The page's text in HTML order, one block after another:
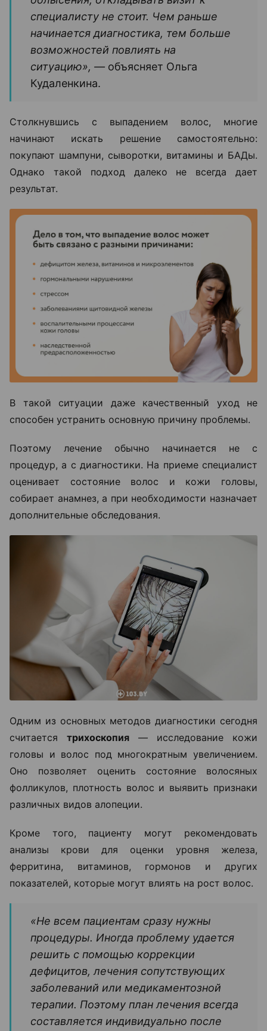
специалисту не стоит. Чем раньше
начинается диагностика, тем больше
возможностей повлиять на
ситуацию», — объясняет Ольга
Кудаленкина.
Столкнувшись с выпадением волос, многие
начинают искать решение самостоятельно:
покупают шампуни, сыворотки, витамины и БАДы.
Однако такой подход далеко не всегда дает
результат.
В такой ситуации даже качественный уход не
способен устранить основную причину проблемы.
Поэтому лечение обычно начинается не с
процедур, а с диагностики. На приеме специалист
оценивает состояние волос и кожи головы,
собирает анамнез, а при необходимости назначает
дополнительные обследования.
Одним из основных методов диагностики сегодня
считается трихоскопия — исследование кожи
головы и волос под многократным увеличением.
Оно позволяет оценить состояние волосяных
фолликулов, плотность волос и выявить признаки
различных видов алопеции.
Кроме того, пациенту могут рекомендовать
анализы крови для оценки уровня железа,
ферритина, витаминов, гормонов и других
показателей, которые могут влиять на рост волос.
«Не всем пациентам сразу нужны
процедуры. Иногда проблему удается
решить с помощью коррекции
дефицитов, лечения сопутствующих
заболеваний или медикаментозной
терапии. Поэтому план лечения всегда
составляется индивидуально после